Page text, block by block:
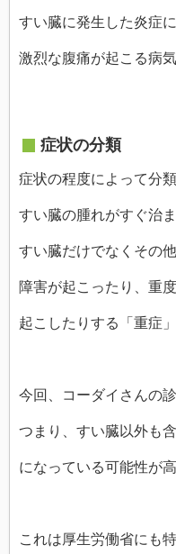
すい臓に発生した炎症
激烈な腹痛が起こる病
症状の分類
症状の程度によって分類
すい臓の腫れがすぐ治
すい臓だけでなくその
障害が起こったり、重
起こしたりする「重症
今回、コーダイさんの
つまり、すい臓以外も
になっている可能性が
これは厚生労働省にも